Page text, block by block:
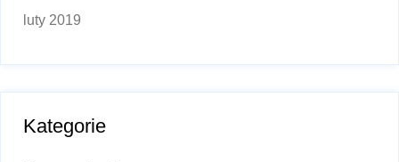
luty 2019
Kategorie